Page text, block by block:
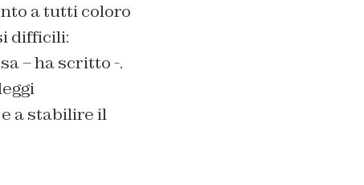
a tutti coloro
difficili:
– ha scritto -.
a stabilire il